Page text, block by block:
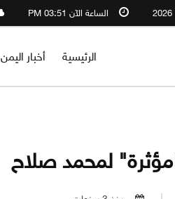
الساعة الآن 03:51 PM
الرئيسية أخبار اليمن
لمحمد صلاح